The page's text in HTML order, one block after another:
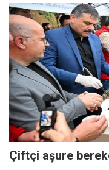
Çiftçi aşure